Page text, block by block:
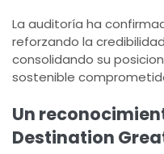
La auditoría ha
reforzando la
consolidando su
sostenible
Un
Destination